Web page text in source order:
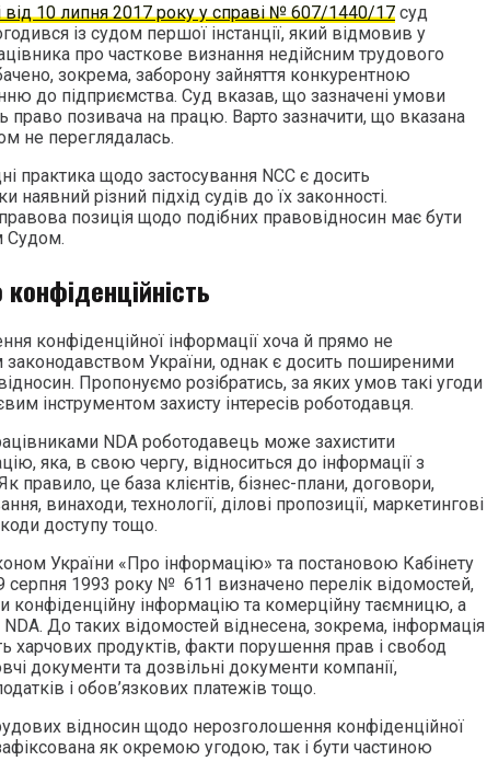
від 10 липня 2017 року у справі № 607/1440/17 суд
із судом першої інстанції, який відмовив у
про часткове визнання недійсним трудового
зокрема, заборону зайняття конкурентною
до підприємства. Суд вказав, що зазначені умови
позивача на працю. Варто зазначити, що вказана
не переглядалась.
практика щодо застосування NCC є досить
наявний різний підхід судів до їх законності.
позиція щодо подібних правовідносин має бути
Судом.
конфіденційної інформації хоча й прямо не
законодавством України, однак є досить поширеними
Пропонуємо розібратись, за яких умов такі угоди
інструментом захисту інтересів роботодавця.
NDA роботодавець може захистити
яка, в свою чергу, відноситься до інформації з
це база клієнтів, бізнес-плани, договори,
винаходи, технології, ділові пропозиції, маркетингові
доступу тощо.
України «Про інформацію» та постановою Кабінету
серпня 1993 року № 611 визначено перелік відомостей,
конфіденційну інформацію та комерційну таємницю, а
До таких відомостей віднесена, зокрема, інформація
харчових продуктів, факти порушення прав і свобод
документи та дозвільні документи компанії,
і обов’язкових платежів тощо.
відносин щодо нерозголошення конфіденційної
як окремою угодою, так і бути частиною